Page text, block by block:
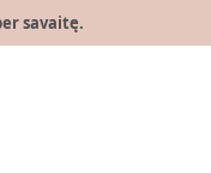
savaitę.